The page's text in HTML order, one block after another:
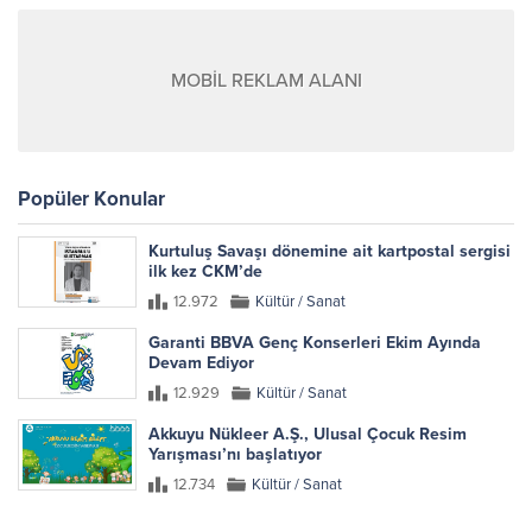
MOBİL REKLAM ALANI
Popüler Konular
Kurtuluş Savaşı dönemine ait kartpostal sergisi
ilk kez CKM’de
12.972 Kültür / Sanat
Garanti BBVA Genç Konserleri Ekim Ayında
Devam Ediyor
12.929 Kültür / Sanat
Akkuyu Nükleer A.Ş., Ulusal Çocuk Resim
Yarışması’nı başlatıyor
12.734 Kültür / Sanat